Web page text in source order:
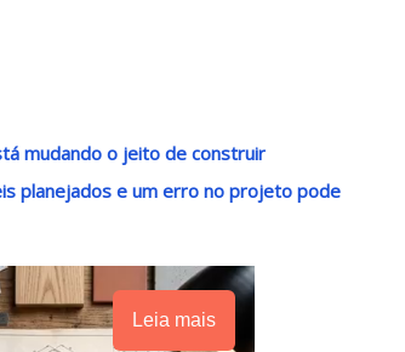
mudando o jeito de construir
planejados e um erro no projeto pode
Leia mais